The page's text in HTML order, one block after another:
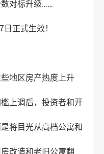
对标升级……
正式生效！
地区房产热度上升
上调后，投资者和开
将目光从高档公寓和
改造和老旧公寓翻